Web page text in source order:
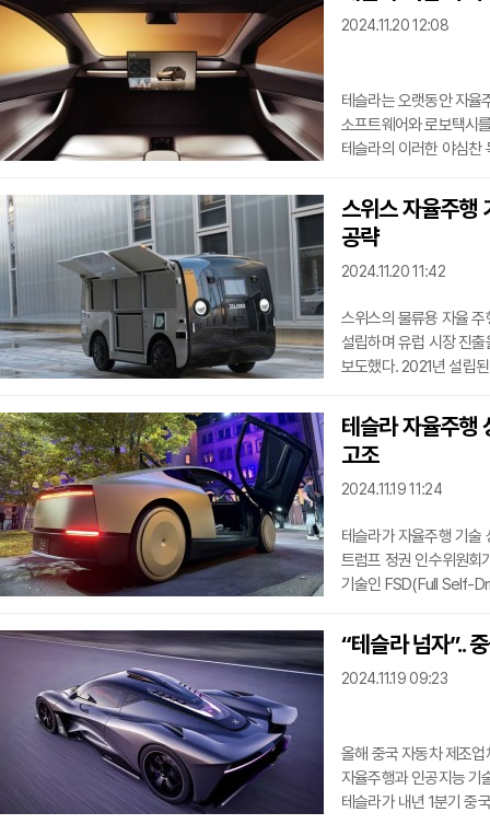
히노, 미쓰비시 후소,
2024.11.20 12:08
테슬라는 오랫동안 자
소프트웨어와 로보택시
테슬라의 이러한 야심찬
따르면, 테슬라의 기업
분석이 나오고 있다는
사업이 기업 가치의
분야에서 의미 있는 성
스위스 자율주행
공략
2024.11.20 11:42
스위스의 물류용 자율
설립하며 유럽 시장 진
보도했다. 2021년 설립
밝혔다.독일은 강력한
갖추고 있어 록소의 자
독일의 중간 마일 물류
것으로 전망되어 엄청난
테슬라 자율주행
고조
2024.11.19 11:24
테슬라가 자율주행 기술
트럼프 정권 인수위원회
기술인 FSD(Full Self-
자율주행차 개발의 가장
규제 기준이 적용되어
이러한 규제를 완화하고
“테슬라 넘자”..
2024.11.19 09:23
올해 중국 자동차 제조
자율주행과 인공지능 기
테슬라가 내년 1분기 중